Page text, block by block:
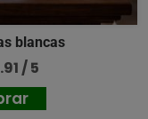
blancas
/ 5